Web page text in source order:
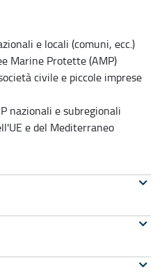
e locali (comuni, ecc.)
Marine Protette (AMP)
civile e piccole imprese
nazionali e subregionali
e del Mediterraneo